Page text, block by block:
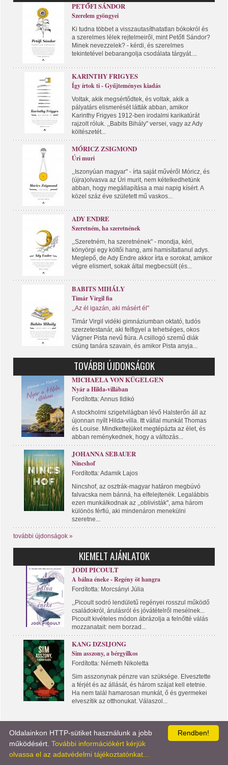
PETŐFI SÁNDOR
Szerelem gyöngyei
Ki tudna többet a visszautasíthatatlan bókokról és
a szerelmes lélek rejtelmeiről, mint Petőfi Sándor?
Minek nevezzelek? - kérdi, és szerelmes
tekintetével bebarangolja csodálata tárgyát....
KARINTHY FRIGYES
Így írtok ti - Gyűjteményes kiadás
Voltak, akik megsértődtek, és voltak, akik a
pályatárs elismerését látták abban, amikor
Karinthy Frigyes 1912-ben irodalmi karikatúrát
rajzolt róluk. ,,Babits Bihály" versei, vagy az Ady
költészetét...
MÓRICZ ZSIGMOND
Úri muri
,,Iszonyúan magyar" - írta saját művéről Móricz, és
(újra)olvasva az Úri murit, nem kételkedhetünk
abban, hogy megállapítása a mai napig kísért. A
közel száz éve született mű vaskos...
ADY ENDRE
Szeretném, ha szeretnének
,,Szeretném, ha szeretnének" - mondja, kéri,
könyörgi egy költői hang, ami hamisítatlanul adys.
Meglepő, de Ady Endre akkor írta e sorokat, amikor
végre elismert, sokak által megbecsült (és...
BABITS MIHÁLY
Timár Virgil fia
,,Az él igazán, aki másért él"
Timár Virgil vidéki gimnáziumban oktató, tudós
szerzetestanár, aki felfigyel a tehetséges, okos
Vágner Pista nevű fiúra. A csillogó szemű diák
csüng tanára szavain, és amikor Pista anyja...
TOVÁBBI ÚJDONSÁGOK
MICHAELA VON KÜGELGEN
Nyár a Hilda-villában
Fordította: Annus Ildikó
A stockholmi szigetvilágban lévő Halsterőn áll az
újonnan nyílt Hilda-villa. Itt vállal munkát Thomas
és Louise. Mindkettejüket megtépázta az élet, és
abban reménykednek, hogy a változás...
JOHANNA SEBAUER
Nincshof
Fordította: Adamik Lajos
Nincshof, az osztrák-magyar határon megbúvó
falvacska nem bánná, ha elfelejtenék. Legalábbis
ezen munkálkodnak az ,,oblivisták", ama három
különös férfiú, aki mindenáron menekülni
szeretne...
további újdonságok »
KIEMELT AJÁNLATOK
JODI PICOULT
A bálna éneke - Regény öt hangra
Fordította: Morcsányi Júlia
,,Picoult sodró lendületű regényei rosszul működő
családokról, árulásról és jóvátételről mesélnek...
Picoult kivételes módon ábrázolja a felnőtté válás
mozzanatait: nem borzad...
KANG DZSIJONG
Sim asszony, a bérgyilkos
Fordította: Németh Nikoletta
Sim asszonynak pénzre van szüksége. Elvesztette
a férjét és az állását, és három szájat kell etetnie.
Ha nem talál hamarosan munkát, ő és gyermekei
elveszítik az otthonukat. Válaszol...
KÖNYVPORTÁL LÍRA KÖNYV KAPCSOLAT
KISKERESKEDELEM NAGYKERESKEDELEM
Rendben!
Oldalainkon HTTP-sütiket használunk a jobb
működésért. További információkért kérjük
olvassa el az adatvédelmi tájékoztatónkat...